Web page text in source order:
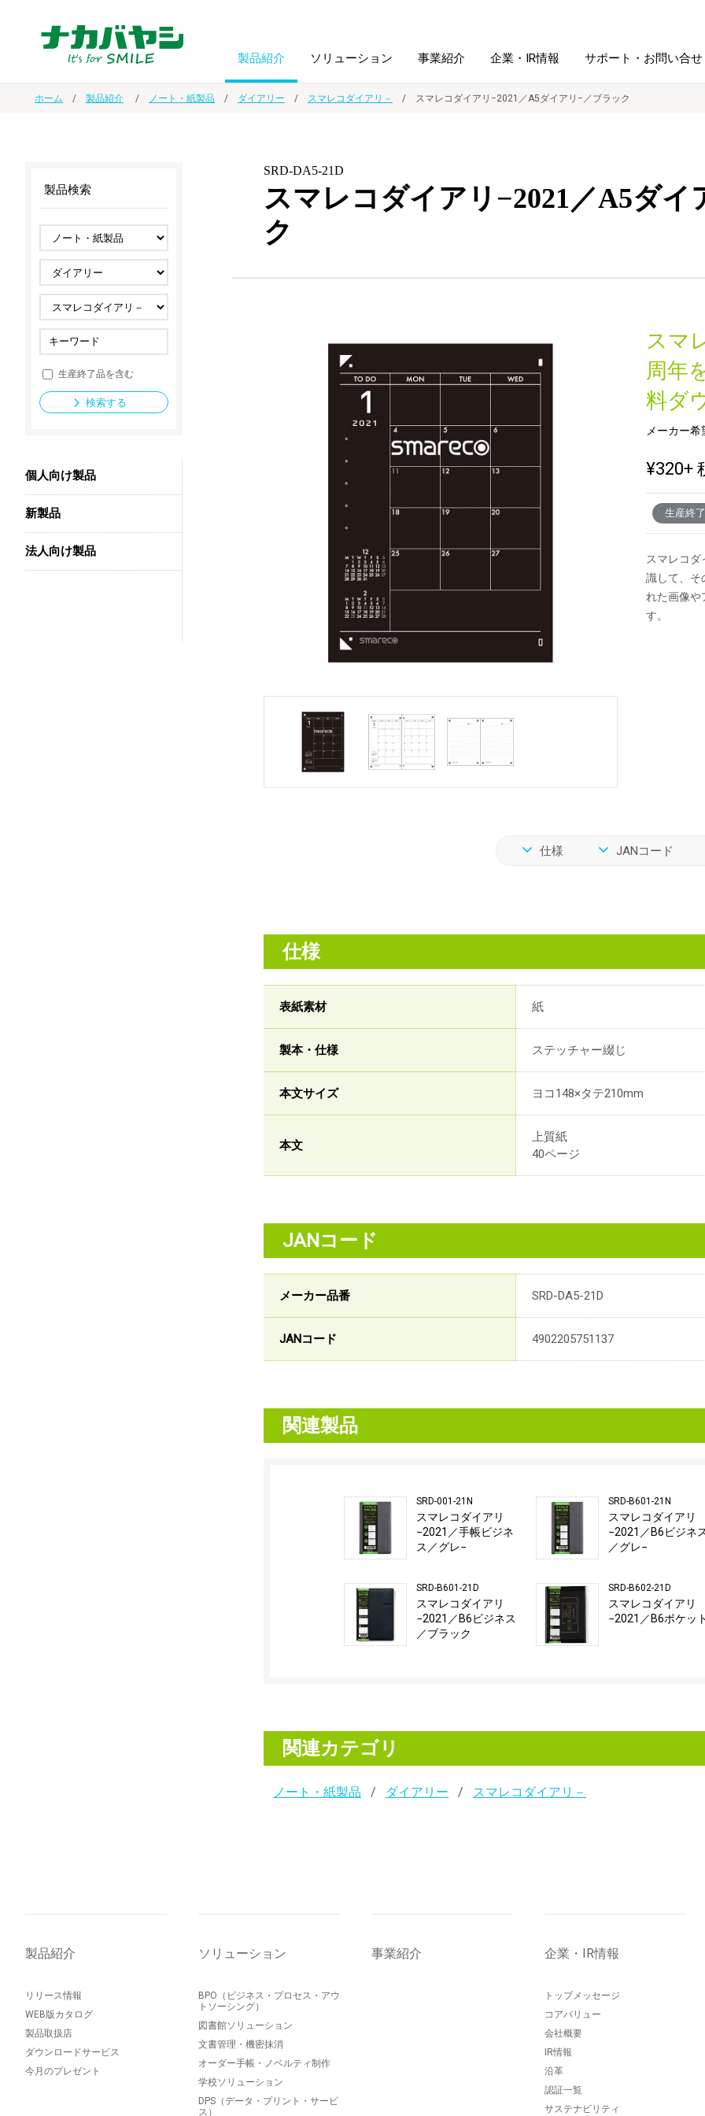
製品紹介
ノート・紙製品
ファイル・
ホルダー用品
スマートフォン・
タブレット関連
防災・
セキュリティ用品
法人向け製品
ソリューション
オーダー手帳・ノベルティ制作 学校ソリューション
ドキュメントスキャニングサービス
導入事例
事業紹介 企業・IR情報
IR情報 沿革
サステナビリティ
サポート・お問い合せ
ホーム 製品紹介 ノート・紙製品 ダイアリー スマレコダイアリ－ スマレコダイアリ−2021／A5ダイアリ−／ブラック
SRD-DA5-21D
スマレコダイアリ−2021／A5ダイ
ク
スマ
周年
料ダ
メーカー
¥320+
生産終
スマレコ
識して、そ
れた画像や
す。
仕様 JANコード
仕様
表紙素材 紙
製本・仕様 ステッチャー綴じ
本文サイズ ヨコ148×タテ210mm
本文
上質紙
40ページ
JANコード
メーカー品番 SRD-DA5-21D
JANコード 4902205751137
関連製品
SRD-001-21N
スマレコダイアリ
−2021／手帳ビジネ
ス／グレ−
SRD-B601-21D
スマレコダイアリ
−2021／B6ビジネス
／ブラック
SRD-B601-21N
スマレコダイアリ
−2021／B6ビジネ
／グレ−
SRD-B602-21D
スマレコダイアリ
−2021／B6ポケッ
関連カテゴリ
ノート・紙製品 ダイアリー スマレコダイアリ－
製品検索
生産終了品を含む
検索する
個人向け製品
新製品
法人向け製品
製品紹介
リリース情報
WEB版カタログ
製品取扱店
ダウンロードサービス
今月のプレゼント
ソリューション
BPO（ビジネス・プロセス・アウ
トソーシング）
図書館ソリューション
文書管理・機密抹消
オーダー手帳・ノベルティ制作
学校ソリューション
DPS（データ・プリント・サービ
ス）
事業紹介 企業・IR情報
トップメッセージ
コアバリュー
会社概要
IR情報
沿革
認証一覧
サステナビリティ